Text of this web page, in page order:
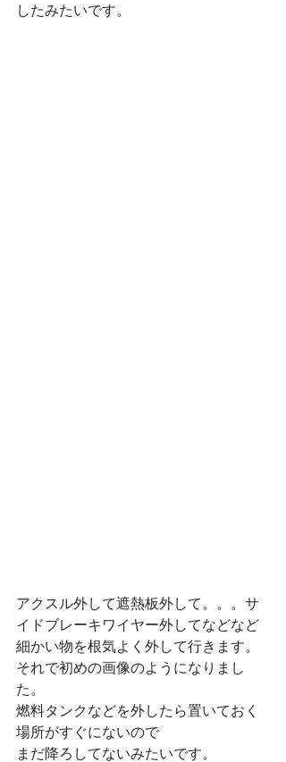
したみたいです。
アクスル外して遮熱板外して。。。サ
イドブレーキワイヤー外してなどなど
細かい物を根気よく外して行きます。
それで初めの画像のようになりまし
た。
燃料タンクなどを外したら置いておく
場所がすぐにないので
まだ降ろしてないみたいです。